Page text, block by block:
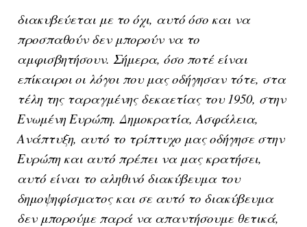
διακυβεύεται με το όχι, αυτό όσο και να
προσπαθούν δεν μπορούν να το
αμφισβητήσουν. Σήμερα, όσο ποτέ είναι
επίκαιροι οι λόγοι που μας οδήγησαν τότε, στα
τέλη της ταραγμένης δεκαετίας του 1950, στην
Ενωμένη Ευρώπη. Δημοκρατία, Ασφάλεια,
Ανάπτυξη, αυτό το τρίπτυχο μας οδήγησε στην
Ευρώπη και αυτό πρέπει να μας κρατήσει,
αυτό είναι το αληθινό διακύβευμα του
δημοψηφίσματος και σε αυτό το διακύβευμα
δεν μπορούμε παρά να απαντήσουμε θετικά,